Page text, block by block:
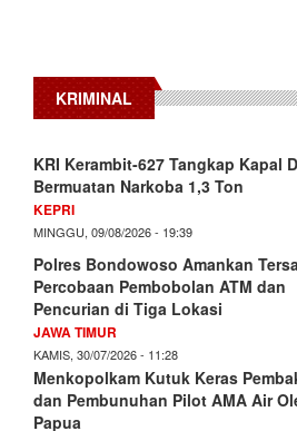
KRIMINAL
KRI Kerambit-627 Tangkap Kapal
Bermuatan Narkoba 1,3 Ton
KEPRI
MINGGU, 09/08/2026 - 19:39
Polres Bondowoso Amankan
Percobaan Pembobolan ATM dan
Pencurian di Tiga Lokasi
JAWA TIMUR
KAMIS, 30/07/2026 - 11:28
Menkopolkam Kutuk Keras
dan Pembunuhan Pilot AMA Air
Papua